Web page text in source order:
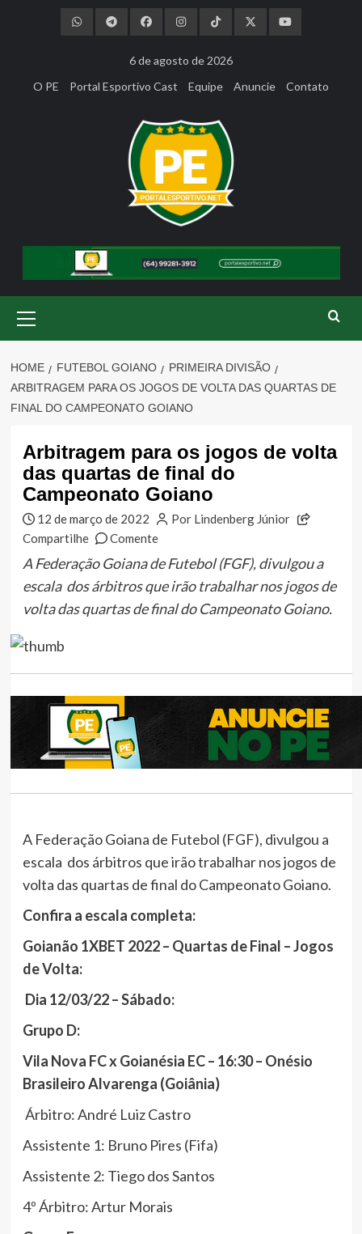
6 de agosto de 2026
O PE
Portal Esportivo Cast Equipe Anuncie Contato
Menu
HOME FUTEBOL GOIANO
PRIMEIRA DIVISÃO
ARBITRAGEM PARA OS JOGOS DE VOLTA DAS QUARTAS DE
FINAL DO CAMPEONATO GOIANO
Arbitragem para os jogos de volta
das quartas de final do
Campeonato Goiano
12 de março de 2022
Por Lindenberg Júnior
Compartilhe
Comente
A Federação Goiana de Futebol (FGF), divulgou a
escala dos árbitros que irão trabalhar nos jogos de
volta das quartas de final do Campeonato Goiano.
A Federação Goiana de Futebol (FGF), divulgou a
escala dos árbitros que irão trabalhar nos jogos de
volta das quartas de final do Campeonato Goiano.
Confira a escala completa:
Goianão 1XBET 2022 – Quartas de Final – Jogos
de Volta:
Dia 12/03/22 – Sábado:
Grupo D:
Vila Nova FC x Goianésia EC – 16:30 – Onésio
Brasileiro Alvarenga (Goiânia)
Árbitro: André Luiz Castro
Assistente 1: Bruno Pires (Fifa)
Assistente 2: Tiego dos Santos
4º Árbitro: Artur Morais